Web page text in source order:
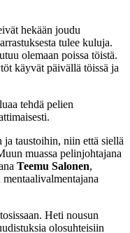
hekään joudu
tulee kuluja.
olemaan poissa töistä.
käyvät päivällä töissä ja
tehdä pelien
ja taustoihin, niin että siellä
muassa pelinjohtajana
Teemu Salonen,
mentaalivalmentajana
Heti nousun
olosuhteisiin